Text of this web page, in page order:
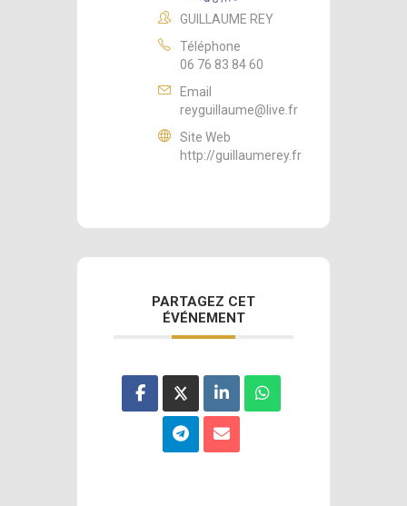
GUILLAUME REY
Téléphone
06 76 83 84 60
Email
reyguillaume@live.fr
Site Web
http://guillaumerey.fr
PARTAGEZ CET
ÉVÉNEMENT